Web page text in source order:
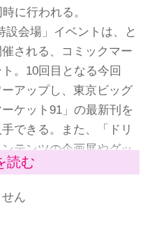
に行われる。
設会場」イベントは、と
される、コミックマー
。10回目となる今回
アップし、東京ビッグ
ケット91」の最新刊を
できる。また、「ドリ
テンツの企画展やグッ
系カルチャー・マッチ
留まらない、エンター
ている。
読む
ん